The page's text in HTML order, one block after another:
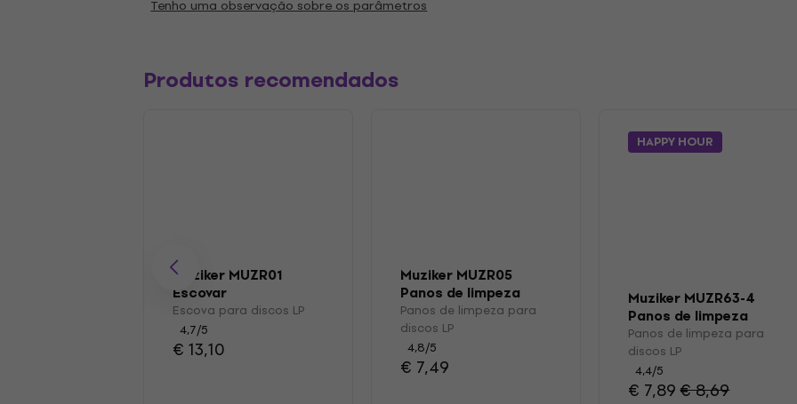
Tenho uma observação sobre os parâmetros
Produtos recomendados
Muziker MUZR01
Escovar
Escova para discos LP
4,7/5
€ 13,10
Muziker MUZR05
Panos de limpeza
para discos LP
Panos de limpeza para
discos LP
4,8/5
€ 7,49
HAPPY HOUR
Muziker MUZR63-4
Panos de limpeza
para discos LP
Panos de limpeza para
discos LP
4,4/5
€ 7,89€ 8,69